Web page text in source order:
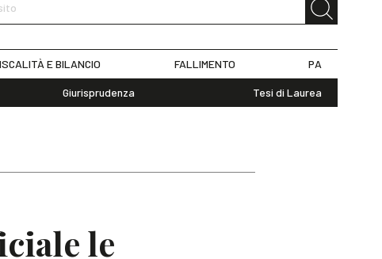
E BILANCIO FALLIMENTO PA
Giurisprudenza Tesi di Laurea
le